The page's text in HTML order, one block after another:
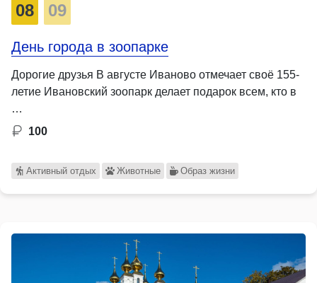
08 09
День города в зоопарке
Дорогие друзья В августе Иваново отмечает своё 155-
летие Ивановский зоопарк делает подарок всем, кто в
…
100
Активный отдых Животные Образ жизни